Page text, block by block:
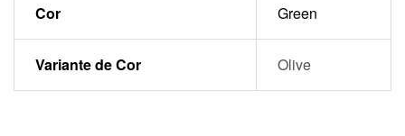
Cor Green
Variante de Cor Olive